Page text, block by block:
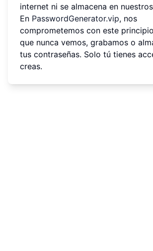
internet ni se almacena en
En PasswordGenerator.vip, nos
comprometemos con este
que nunca vemos, grabamos o
tus contraseñas. Solo tú tienes
creas.